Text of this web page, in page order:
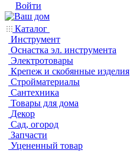
Войти
Каталог
Инструмент
Оснастка эл. инструмента
Электротовары
Крепеж и скобянные изделия
Стройматериалы
Сантехника
Товары для дома
Декор
Сад, огород
Запчасти
Уцененный товар